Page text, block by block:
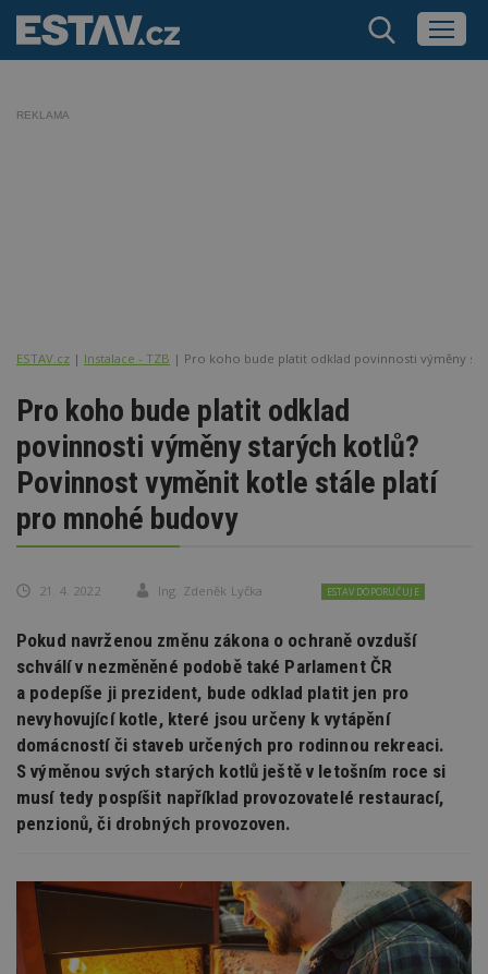
REKLAMA
ESTAV.cz Instalace - TZB Pro koho bude platit odklad povinnosti výměny
Pro koho bude platit odklad
povinnosti výměny starých kotlů?
Povinnost vyměnit kotle stále platí
pro mnohé budovy
21. 4. 2022 Ing. Zdeněk Lyčka ESTAV DOPORUČUJE
Pokud navrženou změnu zákona o ochraně ovzduší
schválí v nezměněné podobě také Parlament ČR
a podepíše ji prezident, bude odklad platit jen pro
nevyhovující kotle, které jsou určeny k vytápění
domácností či staveb určených pro rodinnou rekreaci.
S výměnou svých starých kotlů ještě v letošním roce si
musí tedy pospíšit například provozovatelé restaurací,
penzionů, či drobných provozoven.